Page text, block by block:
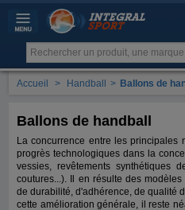
Accueil > Handball > Ballons de
Ballons de handball
La concurrence entre les principales
progrès technologiques dans la
vessies, revêtements synthétiques
coutures...). Il en résulte des
de durabilité, d'adhérence, de qualité
cette amélioration générale, il reste